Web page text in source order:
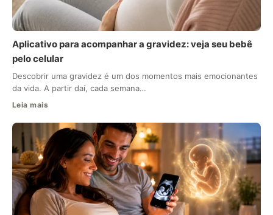
Aplicativo para acompanhar a gravidez: veja seu bebê
pelo celular
Descobrir uma gravidez é um dos momentos mais emocionantes
da vida. A partir daí, cada semana…
Leia mais